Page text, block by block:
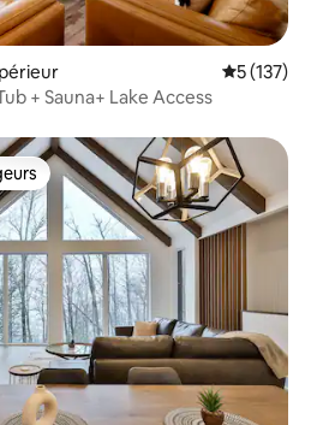
Évaluation
5 (137)
+ Sauna+ Lake Access
les plus appréciés